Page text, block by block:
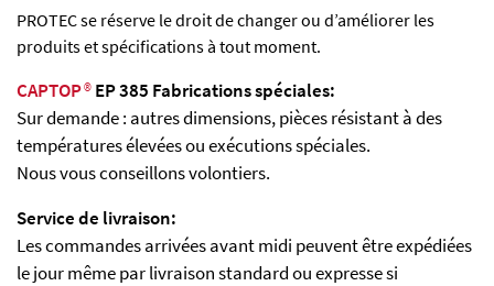
PROTEC se réserve le droit de changer ou d’améliorer les
produits et spécifications à tout moment.
CAPTOP®EP 385 Fabrications spéciales:
Sur demande : autres dimensions, pièces résistant à des
températures élevées ou exécutions spéciales.
Nous vous conseillons volontiers.
Service de livraison:
Les commandes arrivées avant midi peuvent être expédiées
le jour même par livraison standard ou expresse si